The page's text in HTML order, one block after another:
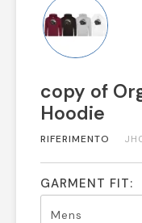
copy of
Hoodie
RIFERIMENTO
GARMENT FIT: